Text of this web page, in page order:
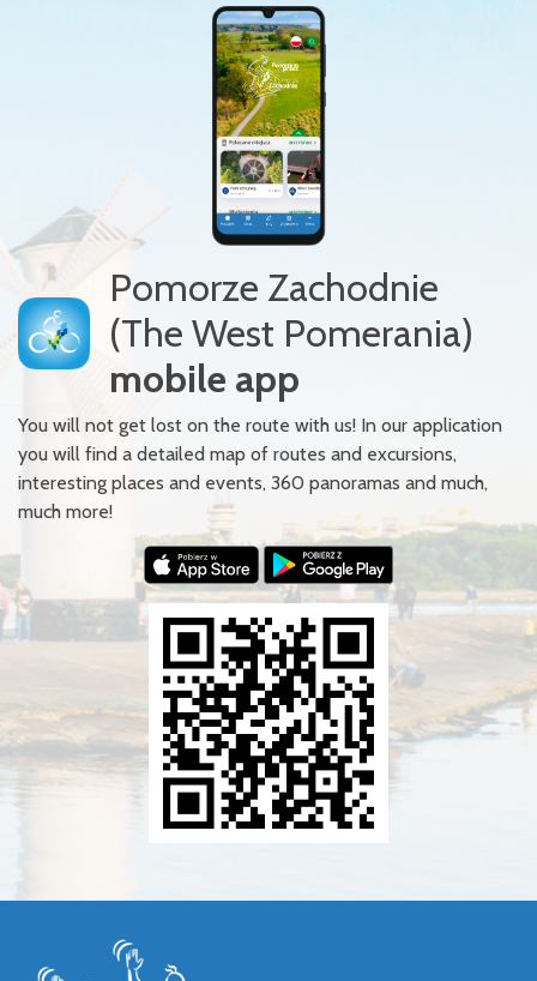
Pomorze Zachodnie
(The West Pomerania)
mobile app
You will not get lost on the route with us! In our application
you will find a detailed map of routes and excursions,
interesting places and events, 360 panoramas and much,
much more!